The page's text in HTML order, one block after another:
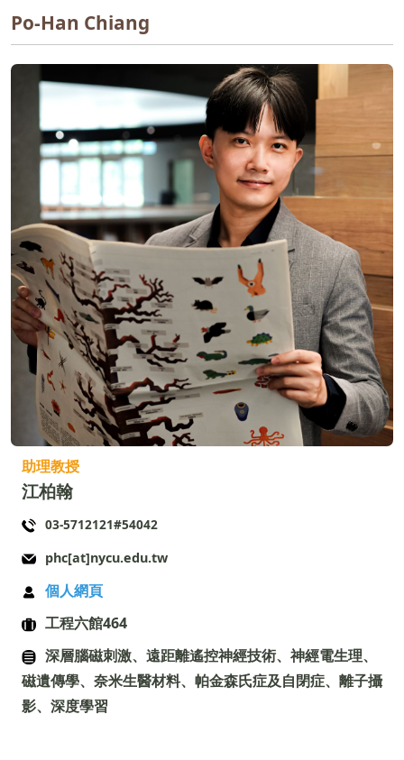
Po-Han Chiang
助理教授
江柏翰
03-5712121#54042
phc[at]nycu.edu.tw
個人網頁
工程六館464
深層腦磁刺激、遠距離遙控神經技術、神經電生理、
磁遺傳學、奈米生醫材料、帕金森氏症及自閉症、離子攝
影、深度學習